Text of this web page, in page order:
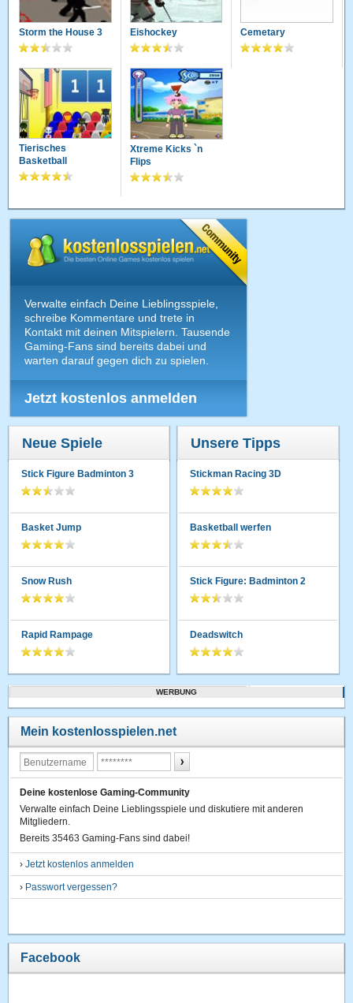
Storm the House 3 Eishockey Cemetary
Tierisches
Basketball
Xtreme Kicks `n
Flips
Verwalte einfach Deine Lieblingsspiele,
schreibe Kommentare und trete in
Kontakt mit deinen Mitspielern. Tausende
Gaming-Fans sind bereits dabei und
warten darauf gegen dich zu spielen.
Jetzt kostenlos anmelden
Neue Spiele
Stick Figure Badminton 3
Basket Jump
Snow Rush
Rapid Rampage
Unsere Tipps
Stickman Racing 3D
Basketball werfen
Stick Figure: Badminton 2
Deadswitch
WERBUNG
Mein kostenlosspielen.net
Deine kostenlose Gaming-Community
Verwalte einfach Deine Lieblingsspiele und diskutiere mit anderen
Mitgliedern.
Bereits 35463 Gaming-Fans sind dabei!
›Jetzt kostenlos anmelden
› Passwort vergessen?
Facebook